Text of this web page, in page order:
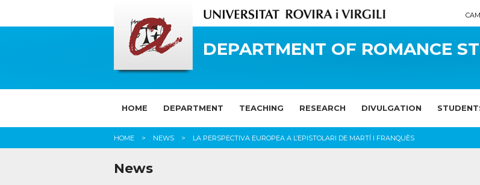
DEPARTMENT OF ROMANCE
HOME DEPARTMENT TEACHING RESEARCH DIVULGATION
HOME NEWS LA PERSPECTIVA EUROPEA A L’EPISTOLARI DE MARTÍ I FRANQUÈS
News